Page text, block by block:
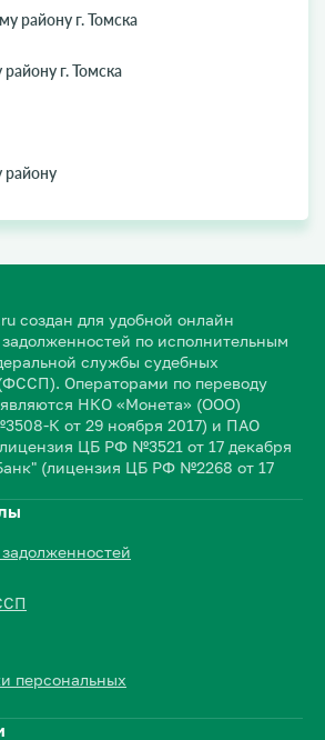
району г. Томска
г. Томска
создан для удобной онлайн
по исполнительным
службы судебных
Операторами по переводу
НКО «Монета» (ООО)
К от 29 ноября 2017) и ПАО
ЦБ РФ №3521 от 17 декабря
(лицензия ЦБ РФ №2268 от 17
персональных